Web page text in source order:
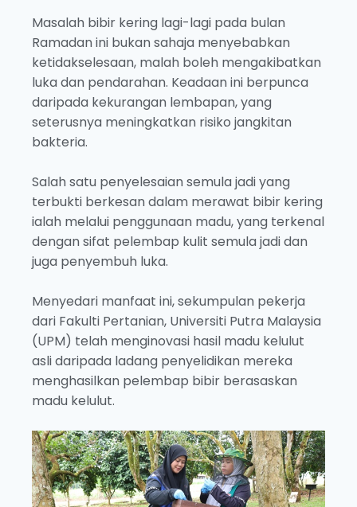
Masalah bibir kering lagi-lagi pada bulan
Ramadan ini bukan sahaja menyebabkan
ketidakselesaan, malah boleh mengakibatkan
luka dan pendarahan. Keadaan ini berpunca
daripada kekurangan lembapan, yang
seterusnya meningkatkan risiko jangkitan
bakteria.
Salah satu penyelesaian semula jadi yang
terbukti berkesan dalam merawat bibir kering
ialah melalui penggunaan madu, yang terkenal
dengan sifat pelembap kulit semula jadi dan
juga penyembuh luka.
Menyedari manfaat ini, sekumpulan pekerja
dari Fakulti Pertanian, Universiti Putra Malaysia
(UPM) telah menginovasi hasil madu kelulut
asli daripada ladang penyelidikan mereka
menghasilkan pelembap bibir berasaskan
madu kelulut.